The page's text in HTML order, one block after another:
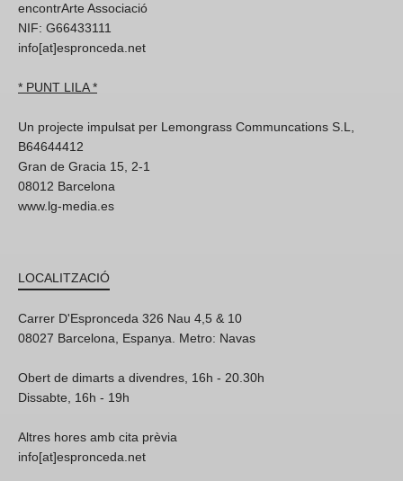
encontrArte Associació
NIF: G66433111
info[at]espronceda.net
* PUNT LILA *
Un projecte impulsat per Lemongrass Communcations S.L,
B64644412
Gran de Gracia 15, 2-1
08012 Barcelona
www.lg-media.es
LOCALITZACIÓ
Carrer D'Espronceda 326 Nau 4,5 & 10
08027 Barcelona, Espanya. Metro: Navas
Obert de dimarts a divendres, 16h - 20.30h
Dissabte, 16h - 19h
Altres hores amb cita prèvia
info[at]espronceda.net